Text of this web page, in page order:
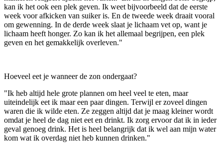
kan ik het ook een plek geven. Ik weet bijvoorbeeld dat de eerste
week voor afkicken van suiker is. En de tweede week draait vooral
om gewenning. In de derde week slaat je lichaam vet op, want je
lichaam heeft honger. Zo kan ik het allemaal begrijpen, een plek
geven en het gemakkelijk overleven."
Hoeveel eet je wanneer de zon ondergaat?
"Ik heb altijd hele grote plannen om heel veel te eten, maar
uiteindelijk eet ik maar een paar dingen. Terwijl er zoveel dingen
waren die ik wilde eten. Ze zeggen altijd dat je maag kleiner wordt
omdat je heel de dag niet eet en drinkt. Ik zorg ervoor dat ik in ieder
geval genoeg drink. Het is heel belangrijk dat ik wel aan mijn water
kom wat ik overdag niet heb kunnen drinken."